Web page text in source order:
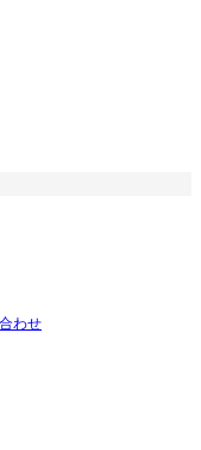
わせ